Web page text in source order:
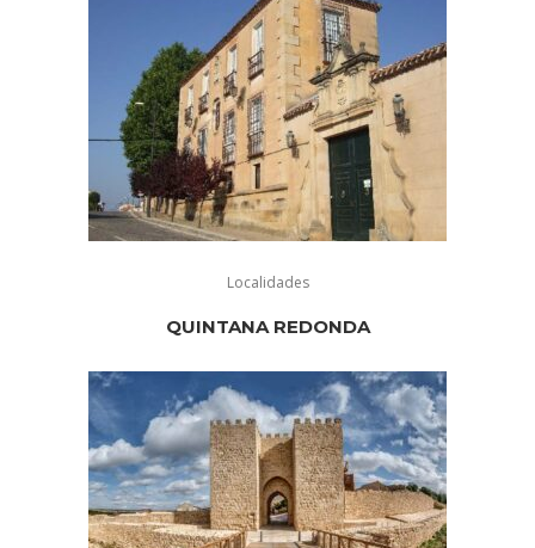
Localidades
QUINTANA REDONDA